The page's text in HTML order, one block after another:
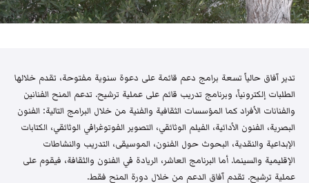
تدير آفاق حالياً تسعة برامج دعم قائمة على دعوة سنوية مفتوحة، تقدم خلالها
الطلبات إلكترونياً، وبرنامج تدريب قائم على عملية ترشيح. تدعم المنح الفنانين
والفنانات الأفراد كما المؤسسات الثقافية والفنية من خلال البرامج التالية: الفنون
البصرية، الفنون الأدائية، الفيلم الوثائقي، التصوير الفوتوغرافي الوثائقي، الكتابات
الإبداعية والنقدية، البحوث حول الفنون، الموسيقى، التدريب والنشاطات
الإقليمية والسينما. أما البرنامج العاشر، الريادة في الفنون والثقافة، فيقوم على
عملية ترشيح. تقدم آفاق الدعم من خلال دورة المنح فقط.